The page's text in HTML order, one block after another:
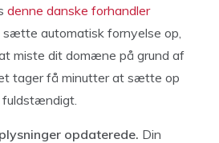
denne danske forhandler
sætte automatisk fornyelse op,
miste dit domæne på grund af
tager få minutter at sætte op
fuldstændigt.
opdaterede. Din